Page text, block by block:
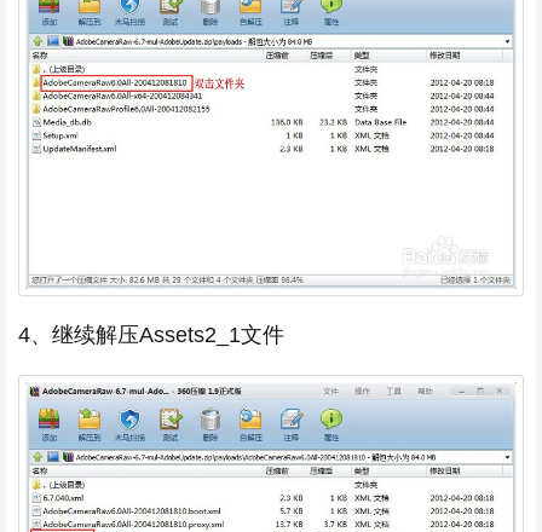
4、继续解压Assets2_1文件